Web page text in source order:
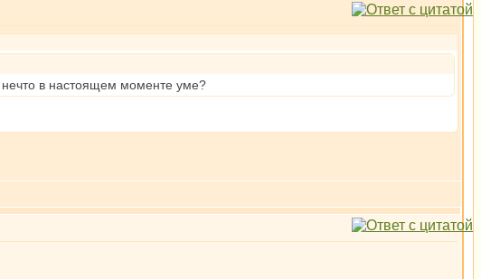
нечто в настоящем моменте уме?